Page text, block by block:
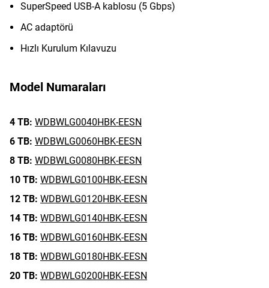
SuperSpeed USB-A kablosu (5 Gbps)
AC adaptörü
Hızlı Kurulum Kılavuzu
Model Numaraları
4 TB: WDBWLG0040HBK-EESN
6 TB: WDBWLG0060HBK-EESN
8 TB: WDBWLG0080HBK-EESN
10 TB: WDBWLG0100HBK-EESN
12 TB: WDBWLG0120HBK-EESN
14 TB: WDBWLG0140HBK-EESN
16 TB: WDBWLG0160HBK-EESN
18 TB: WDBWLG0180HBK-EESN
20 TB: WDBWLG0200HBK-EESN